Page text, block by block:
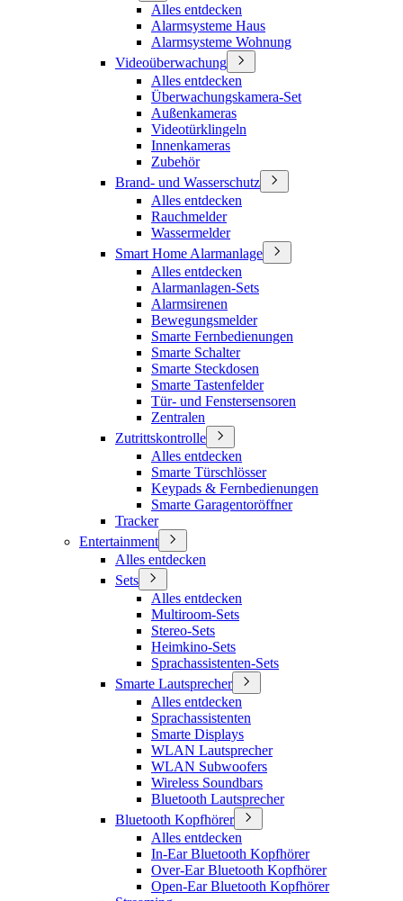
Alles entdecken
Alarmsysteme Haus
Alarmsysteme Wohnung
Videoüberwachung
Alles entdecken
Überwachungskamera-Set
Außenkameras
Videotürklingeln
Innenkameras
Zubehör
Brand- und Wasserschutz
Alles entdecken
Rauchmelder
Wassermelder
Smart Home Alarmanlage
Alles entdecken
Alarmanlagen-Sets
Alarmsirenen
Bewegungsmelder
Smarte Fernbedienungen
Smarte Schalter
Smarte Steckdosen
Smarte Tastenfelder
Tür- und Fenstersensoren
Zentralen
Zutrittskontrolle
Alles entdecken
Smarte Türschlösser
Keypads & Fernbedienungen
Smarte Garagentoröffner
Tracker
Entertainment
Alles entdecken
Sets
Alles entdecken
Multiroom-Sets
Stereo-Sets
Heimkino-Sets
Sprachassistenten-Sets
Smarte Lautsprecher
Alles entdecken
Sprachassistenten
Smarte Displays
WLAN Lautsprecher
WLAN Subwoofers
Wireless Soundbars
Bluetooth Lautsprecher
Bluetooth Kopfhörer
Alles entdecken
In-Ear Bluetooth Kopfhörer
Over-Ear Bluetooth Kopfhörer
Open-Ear Bluetooth Kopfhörer